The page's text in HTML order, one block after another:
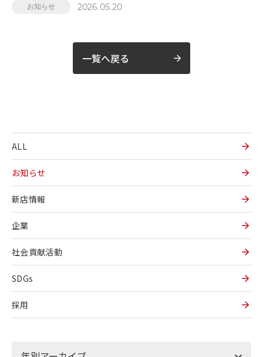
ALL
お知らせ
新店情報
企業
社会貢献活動
SDGs
採用
お知らせ 2026.05.20
一覧へ戻る